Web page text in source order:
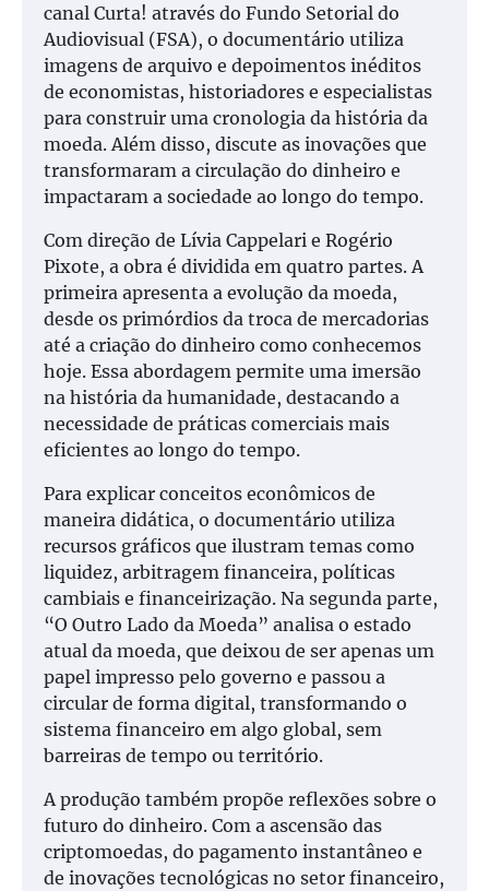
canal Curta! através do Fundo Setorial do
Audiovisual (FSA), o documentário utiliza
imagens de arquivo e depoimentos inéditos
de economistas, historiadores e especialistas
para construir uma cronologia da história da
moeda. Além disso, discute as inovações que
transformaram a circulação do dinheiro e
impactaram a sociedade ao longo do tempo.
Com direção de Lívia Cappelari e Rogério
Pixote, a obra é dividida em quatro partes. A
primeira apresenta a evolução da moeda,
desde os primórdios da troca de mercadorias
até a criação do dinheiro como conhecemos
hoje. Essa abordagem permite uma imersão
na história da humanidade, destacando a
necessidade de práticas comerciais mais
eficientes ao longo do tempo.
Para explicar conceitos econômicos de
maneira didática, o documentário utiliza
recursos gráficos que ilustram temas como
liquidez, arbitragem financeira, políticas
cambiais e financeirização. Na segunda parte,
“O Outro Lado da Moeda” analisa o estado
atual da moeda, que deixou de ser apenas um
papel impresso pelo governo e passou a
circular de forma digital, transformando o
sistema financeiro em algo global, sem
barreiras de tempo ou território.
A produção também propõe reflexões sobre o
futuro do dinheiro. Com a ascensão das
criptomoedas, do pagamento instantâneo e
de inovações tecnológicas no setor financeiro,